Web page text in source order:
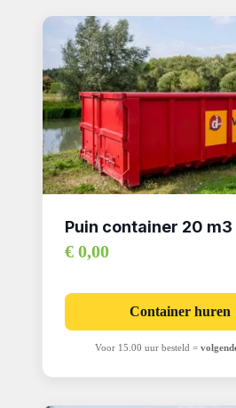
Puin container 20 m3
€ 0,00
Container huren
Voor 15.00 uur besteld =